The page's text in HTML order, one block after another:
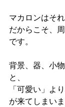
マカロンはそ
だからこそ、
です。
背景、器、小
と、
「可愛い」よ
が来てしまいま